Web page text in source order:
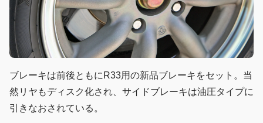
ブレーキは前後ともにR33用の新品ブレーキをセット。当
然リヤもディスク化され、サイドブレーキは油圧タイプに
引きなおされている。